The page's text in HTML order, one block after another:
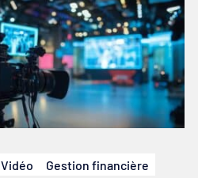
Vidéo Gestion financière